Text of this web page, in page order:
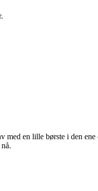
en lille børste i den ene